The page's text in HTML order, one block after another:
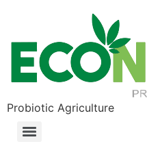
Probiotic Agriculture